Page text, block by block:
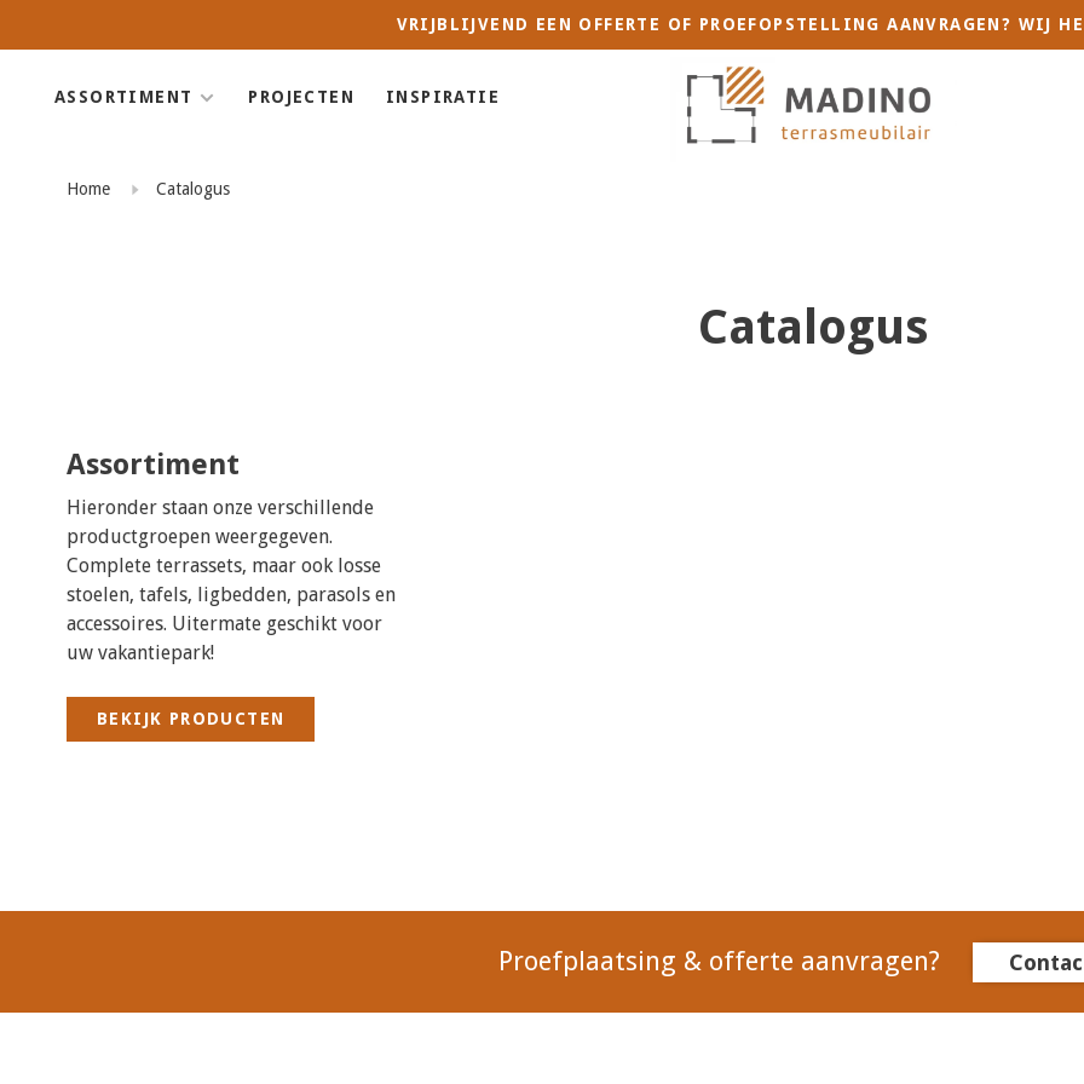
VRIJBLIJVEND EEN OFFERTE OF PROEFOPSTELLING AANVRAGEN? WIJ
ASSORTIMENT PROJECTEN INSPIRATIE
Home Catalogus
Catalogus
Assortiment
Hieronder staan onze verschillende
productgroepen weergegeven.
Complete terrassets, maar ook losse
stoelen, tafels, ligbedden, parasols en
accessoires. Uitermate geschikt voor
uw vakantiepark!
BEKIJK PRODUCTEN
Proefplaatsing & offerte aanvragen?